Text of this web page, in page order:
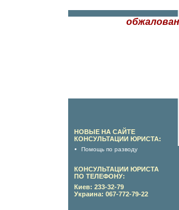
НОВЫЕ НА САЙТЕ
КОНСУЛЬТАЦИИ ЮРИСТА:
Помощь по разводу
КОНСУЛЬТАЦИИ ЮРИСТА
ПО ТЕЛЕФОНУ:
Киев: 233-32-79
Украина: 067-772-79-22